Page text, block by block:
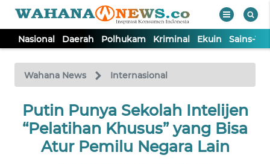
Nasional Daerah Polhukam Kriminal Ekuin Sains-
Wahana News Internasional
Putin Punya Sekolah Intelijen
“Pelatihan Khusus” yang Bisa
Atur Pemilu Negara Lain
TV
Tutup
NASIONAL
DAERAH